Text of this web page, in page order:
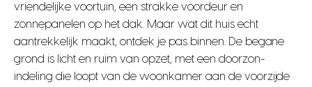
vriendelijke voortuin, een strakke voordeur en
zonnepanelen op het dak. Maar wat dit huis echt
aantrekkelijk maakt, ontdek je pas binnen. De begane
grond is licht en ruim van opzet, met een doorzon-
indeling die loopt van de woonkamer aan de voorzijde